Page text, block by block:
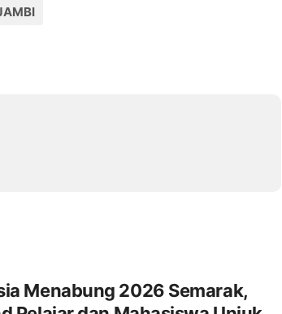
Menabung 2026 Semarak,